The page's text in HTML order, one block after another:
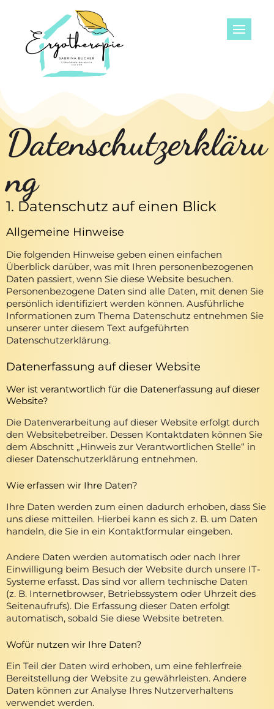
Datenschutzerkläru
ng
1. Datenschutz auf einen Blick
Allgemeine Hinweise
Die folgenden Hinweise geben einen einfachen
Überblick darüber, was mit Ihren personenbezogenen
Daten passiert, wenn Sie diese Website besuchen.
Personenbezogene Daten sind alle Daten, mit denen Sie
persönlich identifiziert werden können. Ausführliche
Informationen zum Thema Datenschutz entnehmen Sie
unserer unter diesem Text aufgeführten
Datenschutzerklärung.
Datenerfassung auf dieser Website
Wer ist verantwortlich für die Datenerfassung auf dieser
Website?
Die Datenverarbeitung auf dieser Website erfolgt durch
den Websitebetreiber. Dessen Kontaktdaten können Sie
dem Abschnitt „Hinweis zur Verantwortlichen Stelle“ in
dieser Datenschutzerklärung entnehmen.
Wie erfassen wir Ihre Daten?
Ihre Daten werden zum einen dadurch erhoben, dass Sie
uns diese mitteilen. Hierbei kann es sich z. B. um Daten
handeln, die Sie in ein Kontaktformular eingeben.
Andere Daten werden automatisch oder nach Ihrer
Einwilligung beim Besuch der Website durch unsere IT-
Systeme erfasst. Das sind vor allem technische Daten
(z. B. Internetbrowser, Betriebssystem oder Uhrzeit des
Seitenaufrufs). Die Erfassung dieser Daten erfolgt
automatisch, sobald Sie diese Website betreten.
Wofür nutzen wir Ihre Daten?
Ein Teil der Daten wird erhoben, um eine fehlerfreie
Bereitstellung der Website zu gewährleisten. Andere
Daten können zur Analyse Ihres Nutzerverhaltens
verwendet werden.